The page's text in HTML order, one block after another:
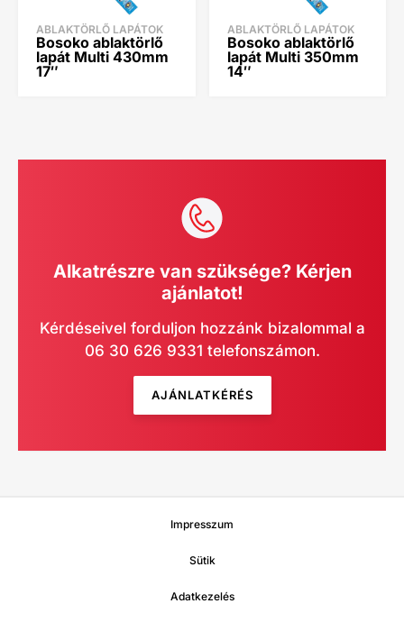
ABLAKTÖRLŐ LAPÁTOK
Bosoko ablaktörlő
lapát Multi 430mm
17″
ABLAKTÖRLŐ LAPÁTOK
Bosoko ablaktörlő
lapát Multi 350mm
14″
Alkatrészre van szüksége? Kérjen
ajánlatot!
Kérdéseivel forduljon hozzánk bizalommal a
06 30 626 9331 telefonszámon.
AJÁNLATKÉRÉS
Impresszum
Sütik
Adatkezelés